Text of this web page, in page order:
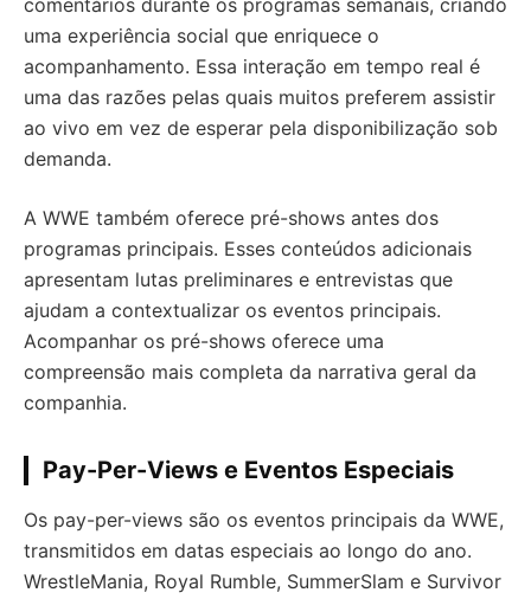
comentários durante os programas semanais, criando
uma experiência social que enriquece o
acompanhamento. Essa interação em tempo real é
uma das razões pelas quais muitos preferem assistir
ao vivo em vez de esperar pela disponibilização sob
demanda.
A WWE também oferece pré-shows antes dos
programas principais. Esses conteúdos adicionais
apresentam lutas preliminares e entrevistas que
ajudam a contextualizar os eventos principais.
Acompanhar os pré-shows oferece uma
compreensão mais completa da narrativa geral da
companhia.
Pay-Per-Views e Eventos Especiais
Os pay-per-views são os eventos principais da WWE,
transmitidos em datas especiais ao longo do ano.
WrestleMania, Royal Rumble, SummerSlam e Survivor